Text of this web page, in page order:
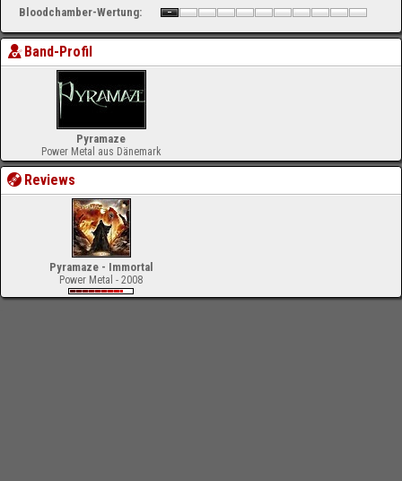
Bloodchamber-Wertung:
Band-Profil
Pyramaze
Power Metal aus Dänemark
Reviews
Pyramaze - Immortal
Power Metal - 2008